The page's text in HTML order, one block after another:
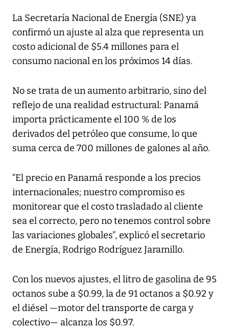
La Secretaría Nacional de Energía (SNE) ya
confirmó un ajuste al alza que representa un
costo adicional de $5.4 millones para el
consumo nacional en los próximos 14 días.
No se trata de un aumento arbitrario, sino del
reflejo de una realidad estructural: Panamá
importa prácticamente el 100 % de los
derivados del petróleo que consume, lo que
suma cerca de 700 millones de galones al año.
“El precio en Panamá responde a los precios
internacionales; nuestro compromiso es
monitorear que el costo trasladado al cliente
sea el correcto, pero no tenemos control sobre
las variaciones globales”, explicó el secretario
de Energía, Rodrigo Rodríguez Jaramillo.
Con los nuevos ajustes, el litro de gasolina de 95
octanos sube a $0.99, la de 91 octanos a $0.92 y
el diésel —motor del transporte de carga y
colectivo— alcanza los $0.97.